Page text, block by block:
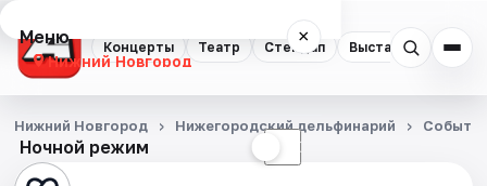
Концерты Театр Стендап Выставки
Меню ×
Нижний Новгород
Концерты
Театр
Ночной режим ☾
Нижний Новгород Нижегородский дельфинарий